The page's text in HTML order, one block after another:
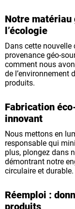
Notre matériau
l’écologie
Dans cette nouvelle
provenance géo-
comment nous
de l’environnement
produits.
Fabrication
innovant
Nous mettons en
responsable qui
plus, plongez dans
démontrant notre
circulaire et durable.
Réemploi :
produits